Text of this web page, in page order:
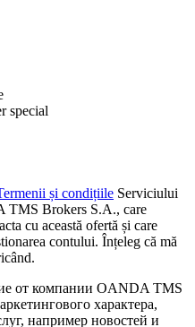
special
și condițiile Serviciului
TMS Brokers S.A., care
cu această ofertă și care
contului. Înțeleg că mă
от компании OANDA TMS
характера,
например новостей и